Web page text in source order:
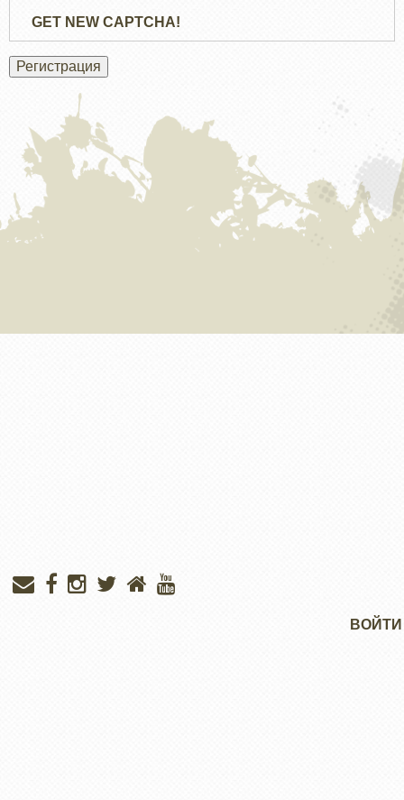
GET NEW CAPTCHA!
ВОЙТИ